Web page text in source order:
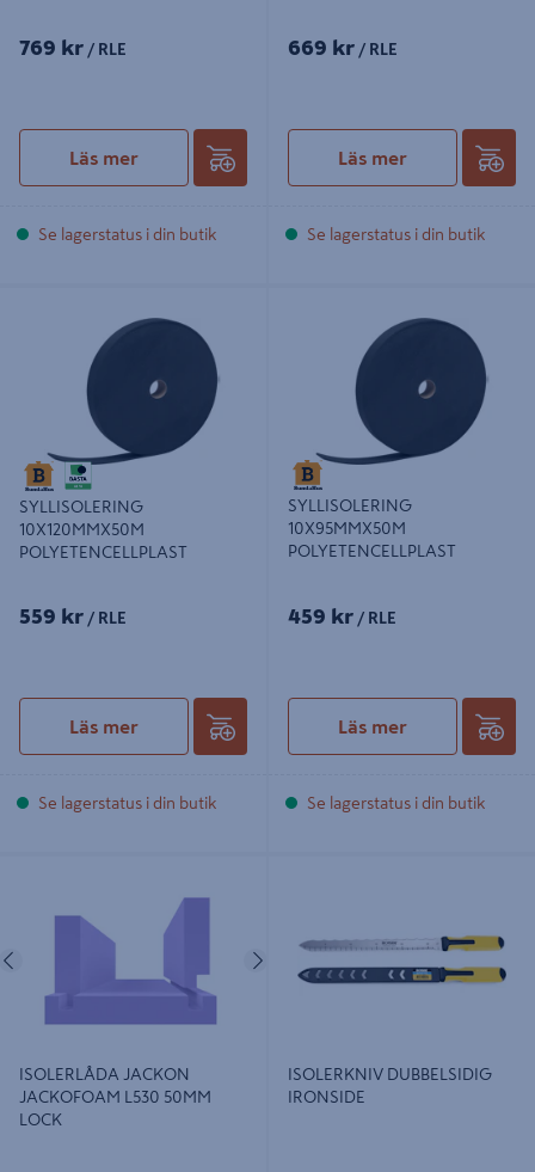
769 kr / RLE
Läs mer
Se lagerstatus i din butik
669 kr / RLE
Läs mer
Se lagerstatus i din butik
POLYETENCELLPLAST
SYLLISOLERING
10X120MMX50M
POLYETENCELLPLAST
559 kr / RLE
Läs mer
Se lagerstatus i din butik
POLYETENCELLPLAST
SYLLISOLERING
10X95MMX50M
POLYETENCELLPLAST
459 kr / RLE
Läs mer
Se lagerstatus i din butik
Nästa
ISOLERLÅDA JACKON
JACKOFOAM L530 50MM
LOCK
ISOLERKNIV DUBBELSIDIG
IRONSIDE